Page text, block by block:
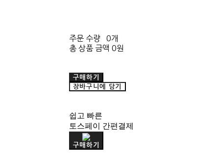
주문 수량
0개
총 상품 금액 0원
구매하기
장바구니에 담기
쉽고 빠른
토스페이 간편결제
구매하기